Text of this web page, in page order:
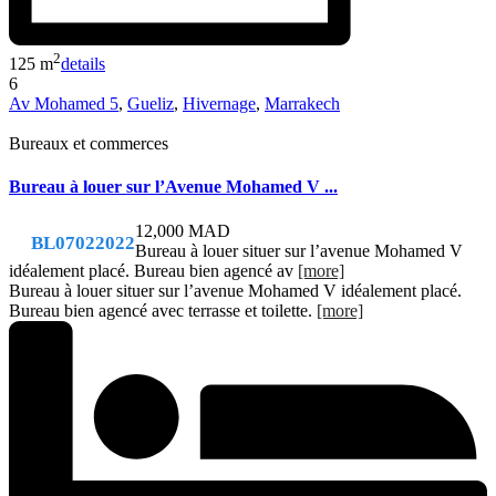
125 m2details
6
Av Mohamed 5, Gueliz, Hivernage, Marrakech
Bureaux et commerces
Bureau à louer sur l’Avenue Mohamed V ...
BL07022022
12,000 MAD
Bureau à louer situer sur l’avenue Mohamed V
idéalement placé. Bureau bien agencé av [more]
Bureau à louer situer sur l’avenue Mohamed V idéalement placé.
Bureau bien agencé avec terrasse et toilette. [more]